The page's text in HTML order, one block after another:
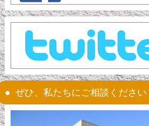
ぜひ、私たちにご相談ください